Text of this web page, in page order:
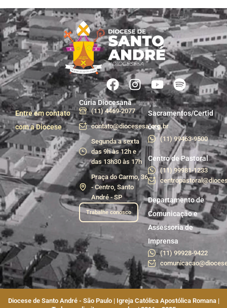
Entre em contato
com a Diocese
Cúria Diocesana
(11) 4469-2077
contato@diocesesa.org.br
Segunda a sexta
das 9h às 12h e
das 13h30 às 17h
Praça do Carmo, 36
- Centro, Santo
André - SP
Trabalhe conosco
Sacramentos/Certid
ões
(11) 99463-9500
Centro de Pastoral
(11) 99981-1233
Departamento de
Comunicação e
Assessoria de
Imprensa
(11) 99928-9422
Diocese de Santo André - São Paulo | Igreja Católica Apostólica Romana |